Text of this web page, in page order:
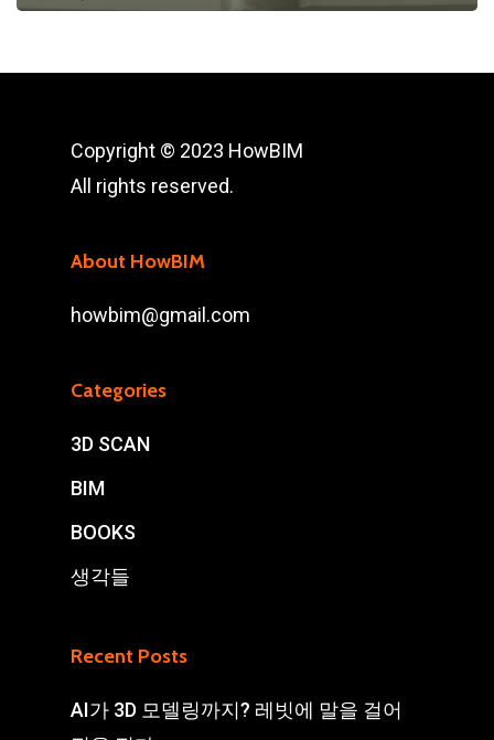
Copyright © 2023 HowBIM
All rights reserved.
About HowBIM
howbim@gmail.com
Categories
3D SCAN
BIM
BOOKS
생각들
Recent Posts
AI가 3D 모델링까지? 레빗에 말을 걸어